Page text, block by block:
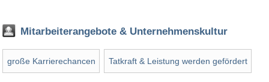
Mitarbeiterangebote & Unternehmenskultur
große Karrierechancen Tatkraft & Leistung werden gefördert